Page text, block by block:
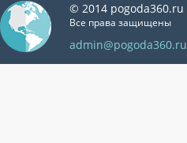
© 2014 pogoda360.ru
Все права защищены
admin@pogoda360.ru